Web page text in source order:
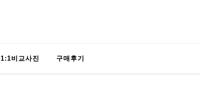
1:1비교사진 구매후기